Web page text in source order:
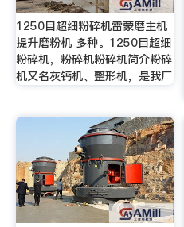
1250目超细粉碎机雷蒙磨主机
提升磨粉机 多种。1250目超细
粉碎机，粉碎机粉碎机简介粉碎
机又名灰钙机、整形机，是我厂